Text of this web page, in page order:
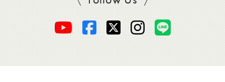
SADAをフォロー
オ
オ
オ
オ